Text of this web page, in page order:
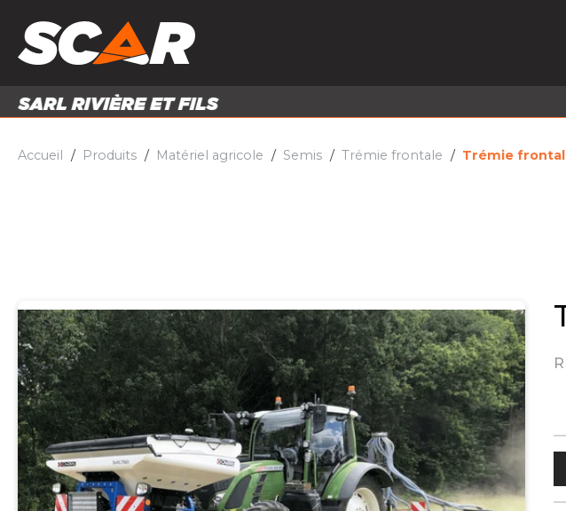
PIÈCES ET ACCESSOIRES
Accueil Produits Matériel agricole Semis Trémie frontale Trémie